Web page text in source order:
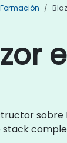
Formación